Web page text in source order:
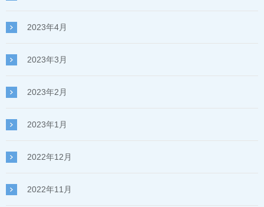
2023年4月
2023年3月
2023年2月
2023年1月
2022年12月
2022年11月